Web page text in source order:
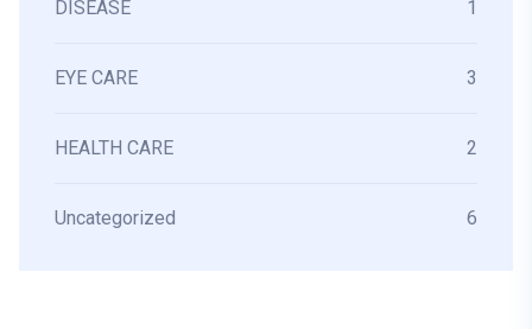
DISEASE 1
EYE CARE 3
HEALTH CARE 2
Uncategorized 6